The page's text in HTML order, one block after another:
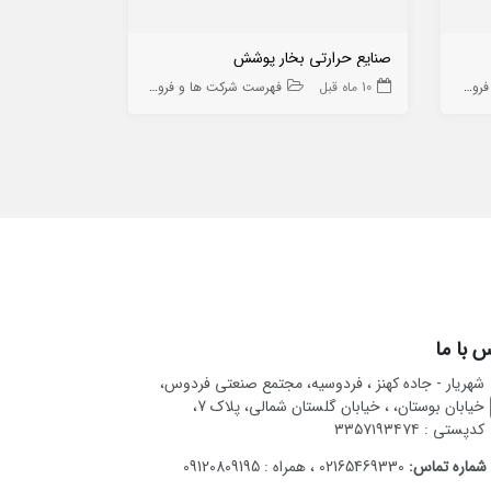
ها
صنایع حرارتی بخار پوشش
10 ماه قبل فهرست شرکت ها و فروشگاه ها
با ما
شهریار - جاده کهنز ، فردوسیه، مجتمع صنعتی فردوس،
خیابان بوستان، ، خیابان گلستان شمالی، پلاک 7،
کدپستی : ۳۳۵۷۱۹۳۴۷۴
شماره تماس: 02165469330 ، همراه : 09120809195